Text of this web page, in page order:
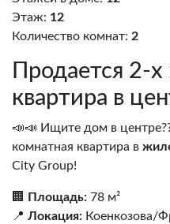
Этаж: 12
Количество комнат: 2
Продается 2-х
квартира в
📣📣 Ищите дом в
комнатная квартира в
City Group!
🏢 Площадь: 78 м²
📍 Локация: Коенкозова/